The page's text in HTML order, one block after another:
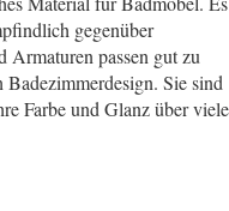
gegenüber
Armaturen passen gut zu
Sie sind
Farbe und Glanz über viele